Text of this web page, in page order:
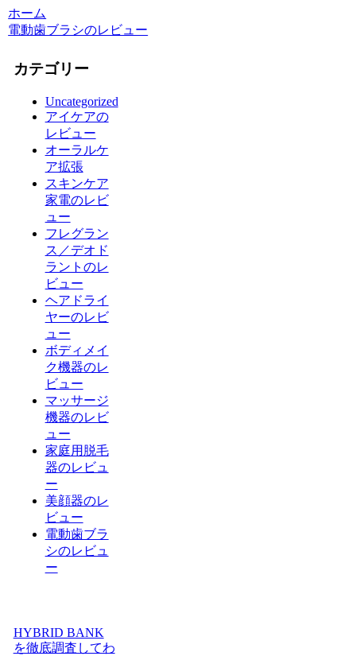
ホーム
電動歯ブラシのレビュー
カテゴリー
Uncategorized
アイケアの
レビュー
オーラルケ
ア拡張
スキンケア
家電のレビ
ュー
フレグラン
ス／デオド
ラントのレ
ビュー
ヘアドライ
ヤーのレビ
ュー
ボディメイ
ク機器のレ
ビュー
マッサージ
機器のレビ
ュー
家庭用脱毛
器のレビュ
ー
美顔器のレ
ビュー
電動歯ブラ
シのレビュ
ー
HYBRID BANK
を徹底調査してわ